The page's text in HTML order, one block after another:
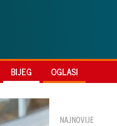
BIJEG OGLASI
NAJNOVIJE